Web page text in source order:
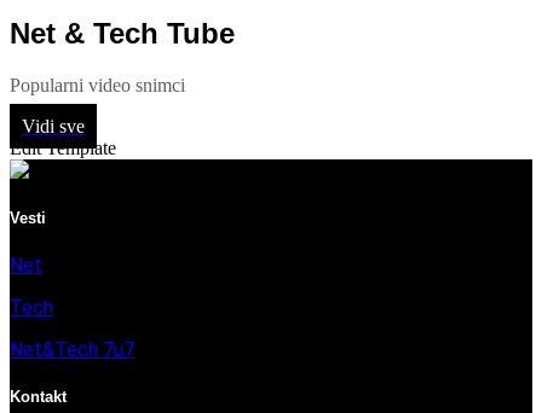
Net & Tech Tube
Popularni video snimci
Vidi sve
Edit Template
Vesti
Net
Tech
Net&Tech 7u7
Kontakt